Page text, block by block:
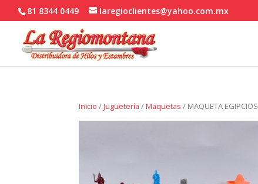
81 8344 0449 laregioclientes@yahoo.com.mx
Inicio /Juguetería /Maquetas / MAQUETA EGIPCIOS